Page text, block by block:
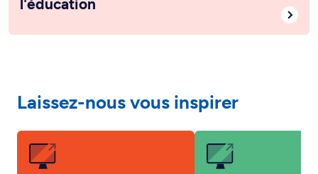
l'éducation
Laissez-nous vous inspirer